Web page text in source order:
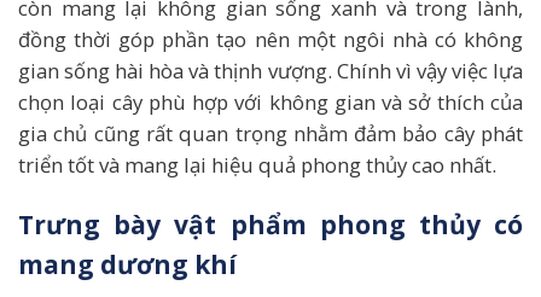
còn mang lại không gian sống xanh và trong lành,
đồng thời góp phần tạo nên một ngôi nhà có không
gian sống hài hòa và thịnh vượng. Chính vì vậy việc lựa
chọn loại cây phù hợp với không gian và sở thích của
gia chủ cũng rất quan trọng nhằm đảm bảo cây phát
triển tốt và mang lại hiệu quả phong thủy cao nhất.
Trưng bày vật phẩm phong thủy có
mang dương khí